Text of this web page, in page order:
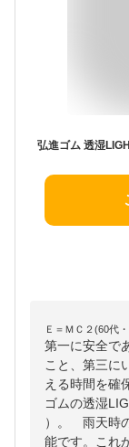
Ｅ＝ＭＣ２(60代
第一に安全で
こと、第三に
える時間を確
ゴムの透湿
）。 雨天時
能です。これ